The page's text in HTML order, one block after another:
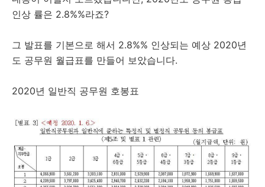
인상 률은 2.8%%라죠?
그 발표를 기본으로 해서 2.8%% 인상되는 예상 2020년
도 공무원 월급표를 만들어 보았습니다.
2020년 일반직 공무원 호봉표